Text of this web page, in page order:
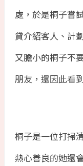
處，於是桐子嘗
貸介紹客人、計
又膽小的桐子不
朋友，還因此看
桐子是一位打掃
熱心善良的她還